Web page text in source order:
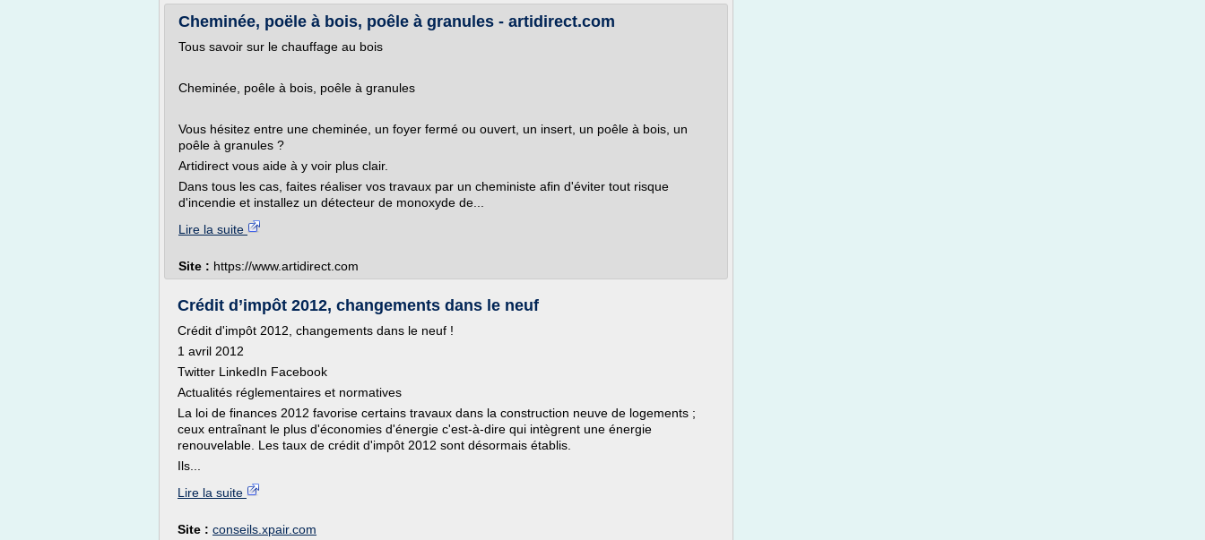
Cheminée, poële à bois, poêle à granules - artidirect.com
Tous savoir sur le chauffage au bois
Cheminée, poêle à bois, poêle à granules
Vous hésitez entre une cheminée, un foyer fermé ou ouvert, un insert, un poêle à bois, un
poêle à granules ?
Artidirect vous aide à y voir plus clair.
Dans tous les cas, faites réaliser vos travaux par un cheministe afin d'éviter tout risque
d'incendie et installez un détecteur de monoxyde de...
Lire la suite
Site : https://www.artidirect.com
Crédit d’impôt 2012, changements dans le neuf
Crédit d'impôt 2012, changements dans le neuf !
1 avril 2012
Twitter LinkedIn Facebook
Actualités réglementaires et normatives
La loi de finances 2012 favorise certains travaux dans la construction neuve de logements ;
ceux entraînant le plus d'économies d'énergie c'est-à-dire qui intègrent une énergie
renouvelable. Les taux de crédit d'impôt 2012 sont désormais établis.
Ils...
Lire la suite
Site : conseils.xpair.com